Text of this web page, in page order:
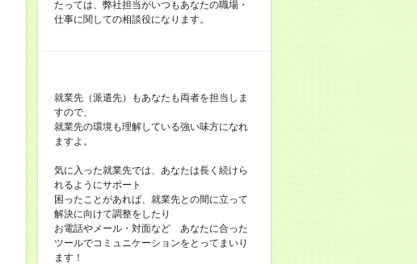
たっては、弊社担当がいつもあなたの職場・
仕事に関しての相談役になります。
就業先（派遣先）もあなたも両者を担当しま
すので、
就業先の環境も理解している強い味方になれ
ますよ。
気に入った就業先では、あなたは長く続けら
れるようにサポート
困ったことがあれば、就業先との間に立って
解決に向けて調整をしたり
お電話やメール・対面など あなたに合った
ツールでコミュニケーションをとってまいり
ます！